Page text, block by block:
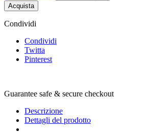
Acquista
Condividi
Condividi
Twitta
Pinterest
Guarantee safe & secure checkout
Descrizione
Dettagli del prodotto